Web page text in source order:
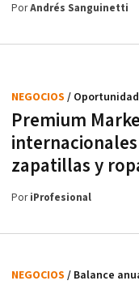
PorAndrés Sanguinetti
Premium
zapatillas y
NEGOCIOS / Oportunidad
PoriProfesional
NEGOCIOS / Balance